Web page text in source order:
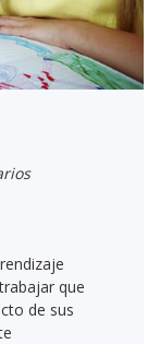
que
de sus